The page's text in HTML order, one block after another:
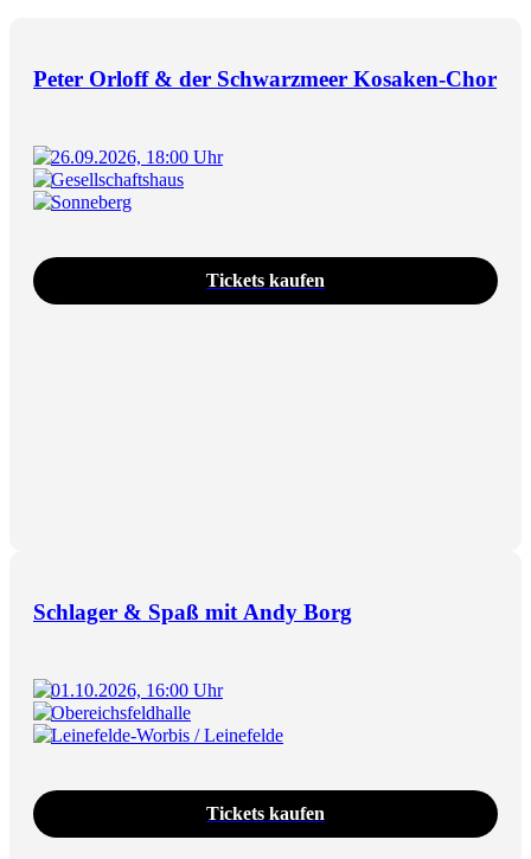
Peter Orloff & der Schwarzmeer Kosaken-Chor
26.09.2026, 18:00 Uhr
Gesellschaftshaus
Sonneberg
Tickets kaufen
Schlager & Spaß mit Andy Borg
01.10.2026, 16:00 Uhr
Obereichsfeldhalle
Leinefelde-Worbis / Leinefelde
Tickets kaufen